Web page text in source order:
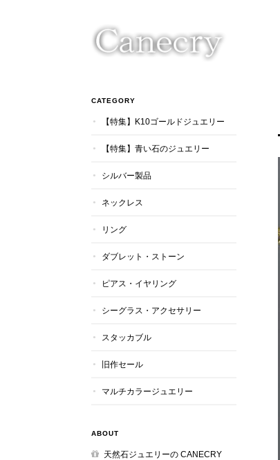
CATEGORY
【特集】K10ゴールドジュエリー
【特集】青い石のジュエリー
シルバー製品
ネックレス
リング
ダブレット・ストーン
ピアス・イヤリング
シーグラス・アクセサリー
スタッカブル
旧作セール
マルチカラージュエリー
ABOUT
天然石ジュエリーの CANECRY